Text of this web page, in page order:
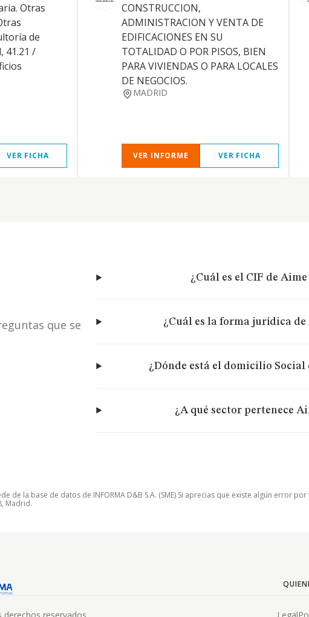
Otras
de
41.21 /
VER FICHA
CONSTRUCCION,
ADMINISTRACION Y VENTA DE
EDIFICACIONES EN SU
TOTALIDAD O POR PISOS, BIEN
PARA VIVIENDAS O PARA LOCALES
DE NEGOCIOS.
MADRID
VER INFORME VER FICHA
que se
¿Cuál es el CIF de
¿Cuál es la forma jurídica
¿Dónde está el domicilio
¿A qué sector pertenece
de la base de datos de INFORMA D&B S.A. (SME) Si aprecias que existe algún error
Madrid.